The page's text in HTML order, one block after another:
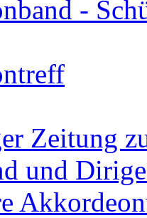
-
Zeitung
und